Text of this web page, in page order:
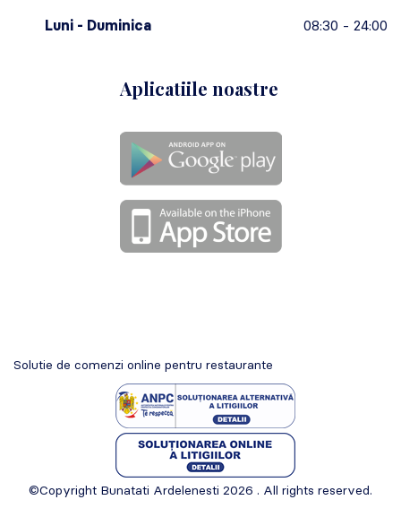
Luni - Duminica 08:30 - 24:00
Aplicatiile noastre
Solutie de comenzi online pentru restaurante
©Copyright Bunatati Ardelenesti 2026 . All rights reserved.